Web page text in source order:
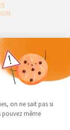
on ne sait pas si
pouvez même